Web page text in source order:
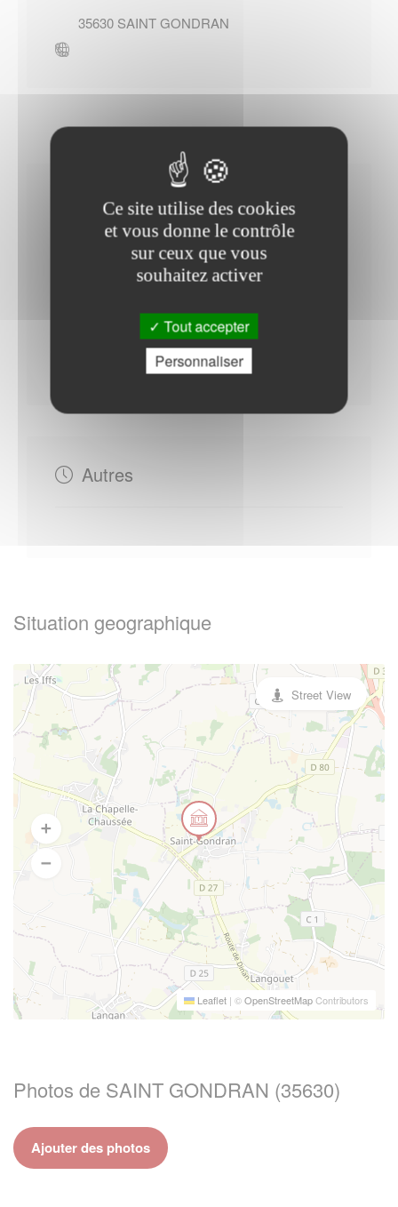
35630 SAINT GONDRAN
Horaires Mairie
Vendredi : - 14h00 à 18h00
Mercredi : - 14h00 à 16h00
Lundi : - 09h30 à 12h30
Autres
Situation geographique
Leaflet | ©OpenStreetMapContributors
Street View
Photos de SAINT GONDRAN (35630)
Ajouter des photos
Ce site utilise des cookies
et vous donne le contrôle
sur ceux que vous
souhaitez activer
Tout accepter
Personnaliser